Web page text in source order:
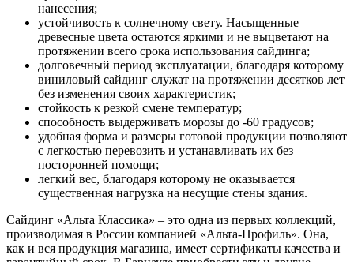
нанесения;
устойчивость к солнечному свету. Насыщенные
древесные цвета остаются яркими и не выцветают на
протяжении всего срока использования сайдинга;
долговечный период эксплуатации, благодаря которому
виниловый сайдинг служат на протяжении десятков лет
без изменения своих характеристик;
стойкость к резкой смене температур;
способность выдерживать морозы до -60 градусов;
удобная форма и размеры готовой продукции позволяют
с легкостью перевозить и устанавливать их без
посторонней помощи;
легкий вес, благодаря которому не оказывается
существенная нагрузка на несущие стены здания.
Сайдинг «Альта Классика» – это одна из первых коллекций,
производимая в России компанией «Альта-Профиль». Она,
как и вся продукция магазина, имеет сертификаты качества и